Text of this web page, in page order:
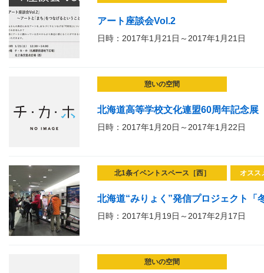
アート座談会Vol.2
日時：2017年1月21日～2017年1月21日
憩いの空間
北海道高等学校文化連盟60周年記念展
日時：2017年1月20日～2017年1月22日
北1条イベントスペース［西］ オスス
北海道“みりょく”発信プロジェクト「
日時：2017年1月19日～2017年2月17日
憩いの空間